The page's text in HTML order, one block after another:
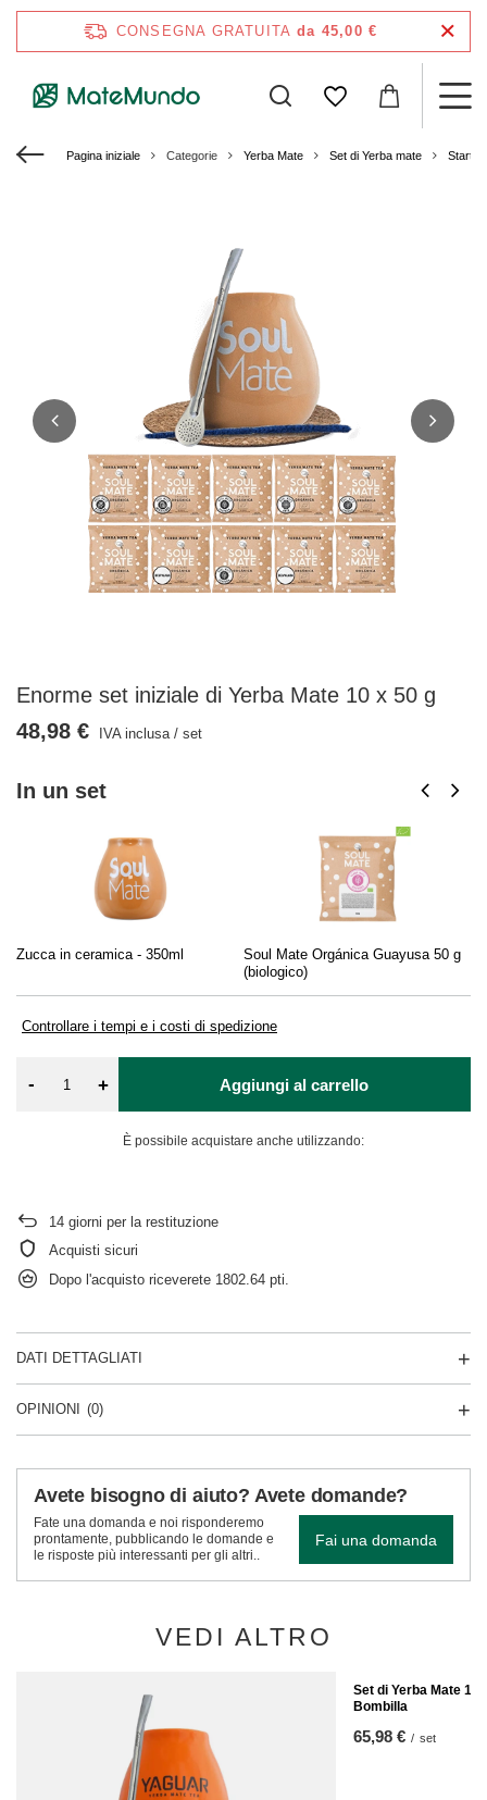
CONSEGNA GRATUITA da 45,00 €
Pagina iniziale Categorie Yerba Mate Set di Yerba mate Starter
Enorme set iniziale di Yerba Mate 10 x 50 g
In un set
Zucca in ceramica - 350ml
Soul Mate Orgánica Guayusa 50 g
(biologico)
Controllare i tempi e i costi di spedizione
48,98 € IVA inclusa/ set
- + Aggiungi al carrello
È possibile acquistare anche utilizzando:
14 giorni per la restituzione
Acquisti sicuri
Dopo l'acquisto riceverete 1802.64 pti.
DATI DETTAGLIATI
OPINIONI (0)
Avete bisogno di aiuto? Avete domande?
Fate una domanda e noi risponderemo
prontamente, pubblicando le domande e
le risposte più interessanti per gli altri..
Fai una domanda
VEDI ALTRO
Set di Yerba Mate
Bombilla
65,98 € / set